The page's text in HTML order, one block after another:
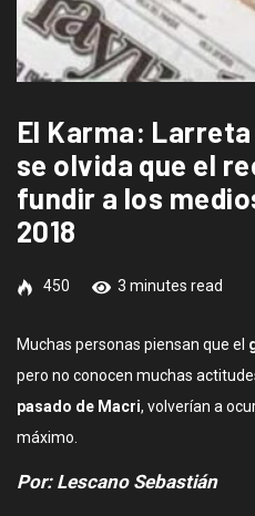
El Karma:
se olvida que el
fundir a los
2018
450 3 minutes read
Muchas personas piensan que el
pero no conocen muchas
pasado de Macri, volverían a
máximo.
Por: Lescano Sebastián